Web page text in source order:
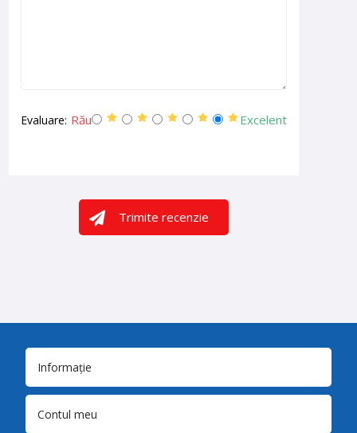
Evaluare: Rău Excelent
Trimite recenzie
Informație
Contul meu